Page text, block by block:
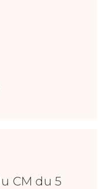
CM du 5